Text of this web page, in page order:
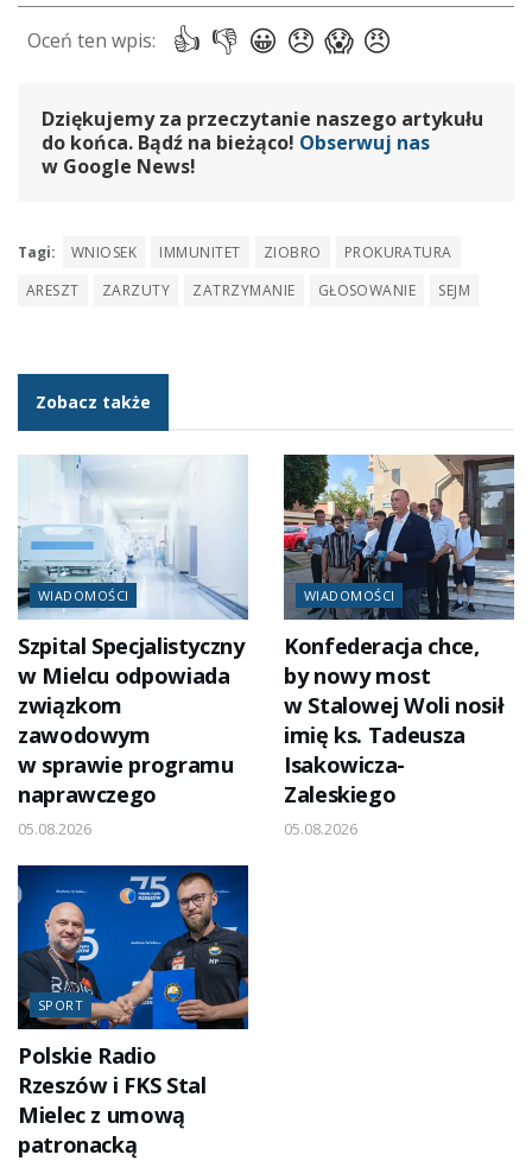
Dziękujemy za przeczytanie naszego artykułu
do końca. Bądź na bieżąco! Obserwuj nas
w Google News!
Tagi: WNIOSEK IMMUNITET ZIOBRO
PROKURATURA
ARESZT
ZARZUTY ZATRZYMANIE GŁOSOWANIE SEJM
Zobacz także
WIADOMOŚCI
Szpital Specjalistyczny
w Mielcu odpowiada
związkom
zawodowym
w sprawie programu
naprawczego
05.08.2026
WIADOMOŚCI
Konfederacja chce,
by nowy most
w Stalowej Woli nosił
imię ks. Tadeusza
Isakowicza-
Zaleskiego
05.08.2026
SPORT
Polskie Radio
Rzeszów i FKS Stal
Mielec z umową
patronacką